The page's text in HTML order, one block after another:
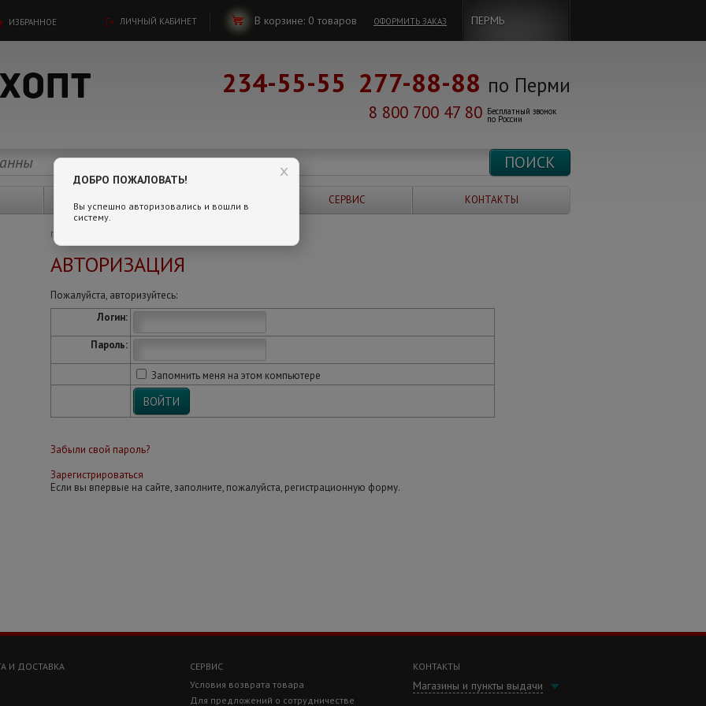
ИЗБРАННОЕ ЛИЧНЫЙ КАБИНЕТ В корзине: 0товаров ОФОРМИТЬ ЗАКАЗ ПЕРМЬ
234-55-55 277-88-88 по Перми
8 800 700 47 80 Бесплатный звонок
по России
СЕРВИС КОНТАКТЫ
ГЛАВНАЯ
АВТОРИЗАЦИЯ
Пожалуйста, авторизуйтесь:
Логин:
Пароль:
Запомнить меня на этом компьютере
Забыли свой пароль?
Зарегистрироваться
Если вы впервые на сайте, заполните, пожалуйста, регистрационную форму.
КОНТАКТЫ
Магазины и пункты выдачи
И ДОСТАВКА
СЕРВИС
Условия возврата товара
Для предложений о сотрудничестве
ДОБРО ПОЖАЛОВАТЬ!
Вы успешно авторизовались и вошли в
систему.